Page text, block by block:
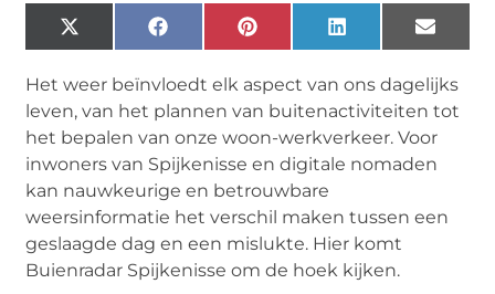
X
(Twitter)
FacebookPinterest LinkedIn Email
Het weer beïnvloedt elk aspect van ons dagelijks
leven, van het plannen van buitenactiviteiten tot
het bepalen van onze woon-werkverkeer. Voor
inwoners van Spijkenisse en digitale nomaden
kan nauwkeurige en betrouwbare
weersinformatie het verschil maken tussen een
geslaagde dag en een mislukte. Hier komt
Buienradar Spijkenisse om de hoek kijken.